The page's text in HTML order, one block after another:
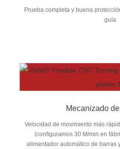
Prueba completa y buena
guía
Mecanizado
Velocidad de movimiento más
(configuramos 30 M/min en
alimentador automático de barras